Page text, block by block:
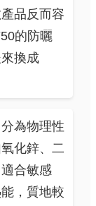
品反而容
的防曬
換成
為物理性
化鋅、二
合敏感
，質地較